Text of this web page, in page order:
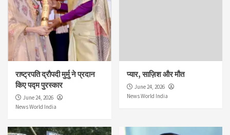
राष्ट्रपति द्रौपदी मुर्मु ने प्रदान
किए पद्म पुरस्कार
June 24, 2026
News World India
प्यार, साज़िश और मौत
June 24, 2026
News World India